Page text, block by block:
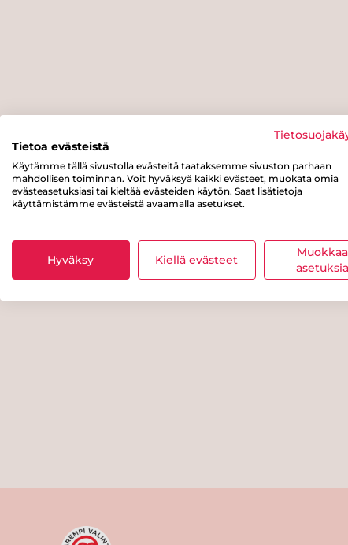
Tietoa evästeistä
Käytämme tällä sivustolla evästeitä taataksemme sivuston parhaan
mahdollisen toiminnan. Voit hyväksyä kaikki evästeet, muokata omia
evästeasetuksiasi tai kieltää evästeiden käytön. Saat lisätietoja
käyttämistämme evästeistä avaamalla asetukset.
Hyväksy Kiellä evästeet
Muokkaa
asetuksia